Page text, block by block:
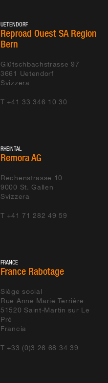
UETENDORF
Reproad Ouest SA Region
Bern
Glütschbachstrasse 97
3661 Uetendorf
Svizzera
T +41 33 346 10 30
RHEINTAL
Remora AG
Rechenstrasse 10
9000 St. Gallen
Svizzera
T +41 71 282 49 59
FRANCE
France Rabotage
Siège social
Rue Anne Marie Terrière
51520 Saint-Martin sur Le
Pré
Francia
T +33 (0)3 26 68 34 39